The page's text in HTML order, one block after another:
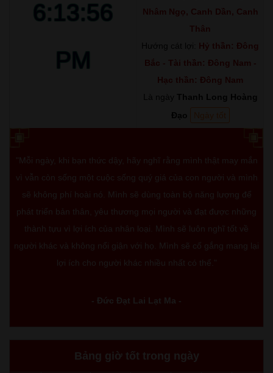
6:13:57
PM
Nhâm Ngọ, Canh Dần, Canh
Thân
Hướng cát lợi: Hỷ thần: Đông
Bắc - Tài thần: Đông Nam -
Hạc thần: Đông Nam
Là ngày Thanh Long Hoàng
Đạo
Ngày tốt
"Mỗi ngày, khi bạn thức dậy, hãy nghĩ rằng mình thật may mắn
vì vẫn còn sống một cuộc sống quý giá của con người và mình
sẽ không phí hoài nó. Mình sẽ dùng toàn bộ năng lượng để
phát triển bản thân, yêu thương mọi người và đạt được những
thành tựu vì lợi ích của nhân loại. Mình sẽ luôn nghĩ tốt về
người khác và không nổi giận với họ. Mình sẽ cố gắng mang lại
lợi ích cho người khác nhiều nhất có thể."
- Đức Đạt Lai Lạt Ma -
Bảng giờ tốt trong ngày